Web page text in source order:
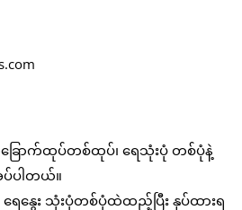
ြောက်ထုပ်တစ်ထုပ်၊ ရေသုံးပုံ တစ်ပုံနဲ့
ပါတယ်။
နွေး သုံးပုံတစ်ပုံထဲထည့်ပြီး နှပ်ထားရ